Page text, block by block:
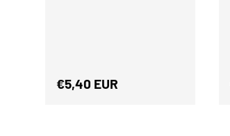
Normaler Preis
€5,40 EUR